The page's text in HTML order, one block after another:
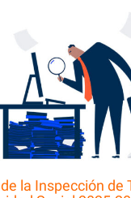
la Inspección de